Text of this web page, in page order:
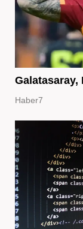
Galatasaray,
Haber7